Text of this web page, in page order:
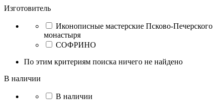
Изготовитель
Иконописные мастерские Псково-Печерского
монастыря
СОФРИНО
По этим критериям поиска ничего не найдено
В наличии
В наличии